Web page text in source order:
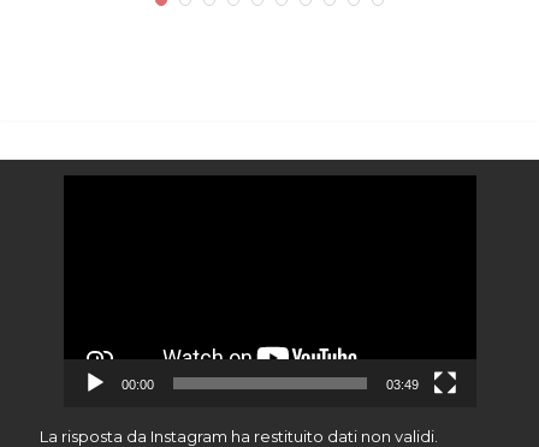
00:00 03:49
La risposta da Instagram ha restituito dati non validi.